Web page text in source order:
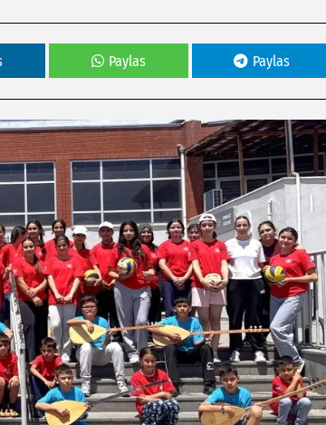
Paylas Paylas